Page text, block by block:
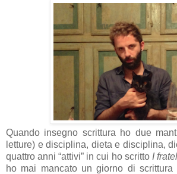
Quando insegno scrittura ho due
letture) e disciplina, dieta e disciplina,
quattro anni “attivi” in cui ho scritto I
ho mai mancato un giorno di